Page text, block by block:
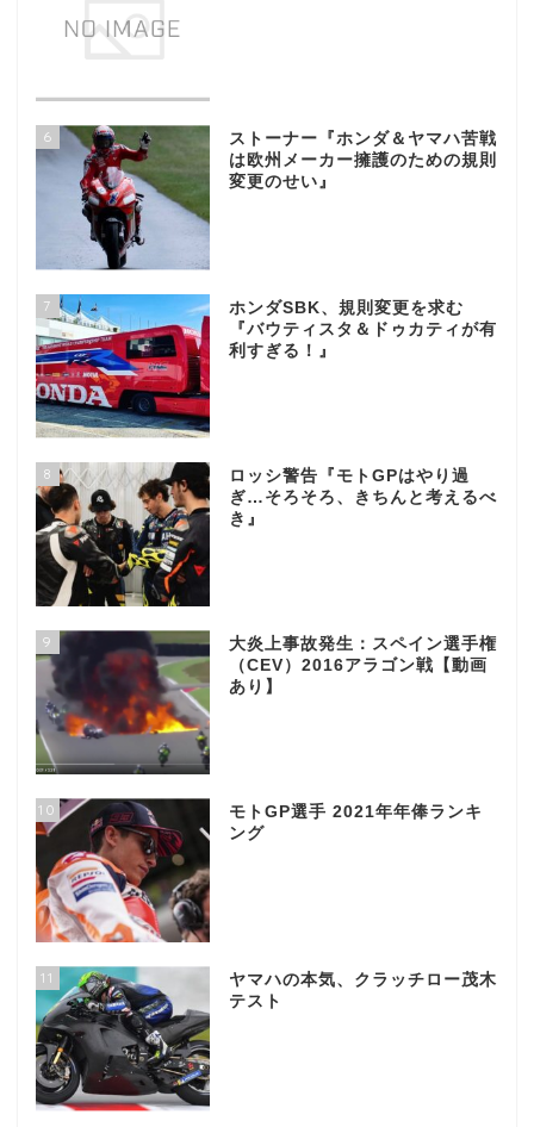
6
ストーナー『ホンダ＆ヤマハ苦戦
は欧州メーカー擁護のための規則
変更のせい』
7
ホンダSBK、規則変更を求む
『バウティスタ＆ドゥカティが有
利すぎる！』
8
ロッシ警告『モトGPはやり過
ぎ…そろそろ、きちんと考えるべ
き』
9
大炎上事故発生：スペイン選手権
（CEV）2016アラゴン戦【動画
あり】
10
モトGP選手 2021年年俸ランキ
ング
11
ヤマハの本気、クラッチロー茂木
テスト